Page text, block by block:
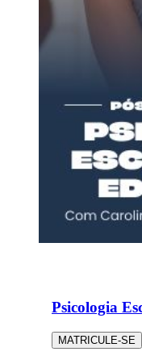
Psicologia
MATRICULE-SE